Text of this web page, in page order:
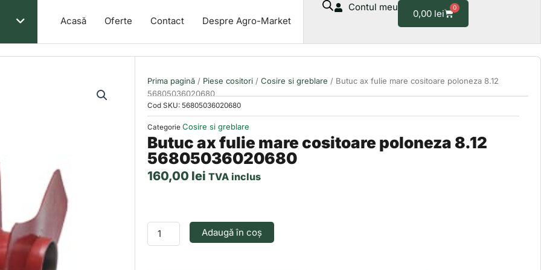
Acasă Oferte Contact Despre Agro-Market
Contul meu
0,00 lei
0
Cart
Prima pagină / Piese cositori / Cosire si greblare / Butuc ax fulie mare cositoare poloneza 8.12
56805036020680
Cod SKU: 56805036020680
Categorie Cosire si greblare
Butuc ax fulie mare cositoare poloneza 8.12
56805036020680
160,00 lei TVA inclus
Butuc
Adaugă în coș
mare
cositoare
8.12
56805036020680